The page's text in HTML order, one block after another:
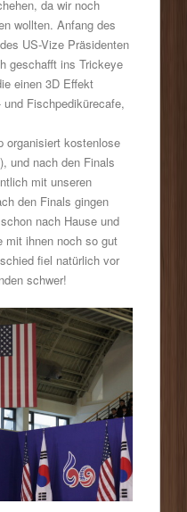
da wir noch
wollten. Anfang des
US-Vize Präsidenten
geschafft ins Trickeye
einen 3D Effekt
Fischpedikürecafe,
organisiert kostenlose
und nach den Finals
mit unseren
den Finals gingen
nach Hause und
mit ihnen noch so gut
fiel natürlich vor
schwer!